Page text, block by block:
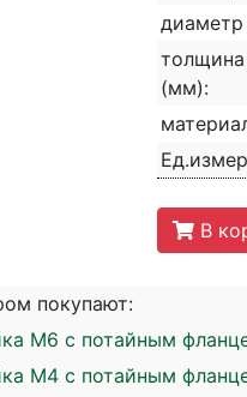
(мм):
В
покупают:
M6 с потайным
M4 с потайным